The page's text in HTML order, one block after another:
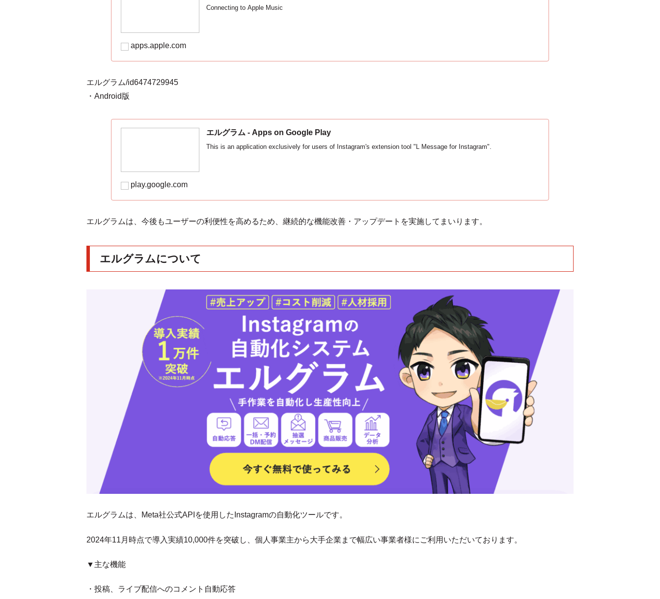
‎Connecting to Apple Music
apps.apple.com
エルグラム/id6474729945
・Android版
エルグラム - Apps on Google Play
This is an application exclusively for users of Instagram's extension tool "L Message for Instagram".
play.google.com
エルグラムは、今後もユーザーの利便性を高めるため、継続的な機能改善・アップデートを実施してまいります。
エルグラムについて
エルグラムは、Meta社公式APIを使用したInstagramの自動化ツールです。
2024年11月時点で導入実績10,000件を突破し、個人事業主から大手企業まで幅広い事業者様にご利用いただいております。
▼主な機能
・投稿、ライブ配信へのコメント自動応答